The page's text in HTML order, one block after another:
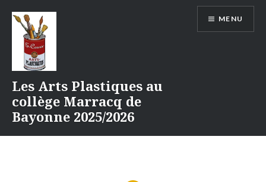
contenu
Les Arts Plastiques au
collège Marracq de
Bayonne 2025/2026
MENU